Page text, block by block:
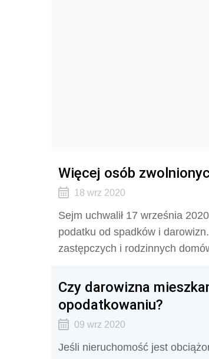
Więcej osób
18 wrz 2020
Sejm uchwalił 17 września
podatku od spadków i
zastępczych i rodzinnych
Czy darowizna
opodatkowaniu?
09 wrz 2020
Jeśli nieruchomość jest